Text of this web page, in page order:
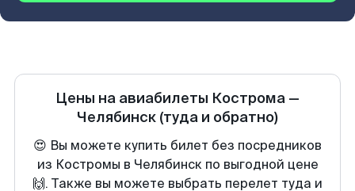
Цены на авиабилеты Кострома —
Челябинск (туда и обратно)
😍 Вы можете купить билет без посредников
из Костромы в Челябинск по выгодной цене
🙌. Также вы можете выбрать перелет туда и